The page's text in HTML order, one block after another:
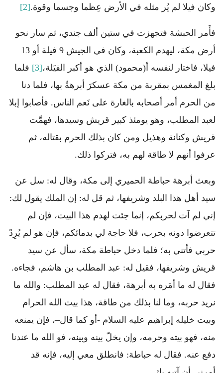
وكان فيلا لم يُر مثله في الأرض عِظما وجسما وقوة.[2]
فأَمر الحبشة فتجهزت في ستين ألف جندي، ثم سار نحو
أرض مكة، ليهدم الكعبة، وكان في الجيش 9 فيلة أو 13
فيلا، فاختار لنفسه أ(محمود) الذي هو أكبر الفيَلة،[3]
فلما
بلغ المغمس بمقربة من مكة عسكرَ أبرهةُ بها، فلما دنا
من الحرم أمر أصحابه بالغارة على نَعم الناس. فأصابوا إبلا
لعبد المطلب، وهو يومئذ كبير قريش وسيدها، فهمَّت
قريش وكنانة وهذيل ومن كان بذلك الحرم بقتاله، ثم
عرفوا أنهم لا طاقة لهم به، فتركوا ذلك.
وبعث أبرهة حباطة الحميري إلى مكة، وقال له: سل عن
سيد أهل هذا البلد وشريفها، ثم قل له: إن الملك يقول لك:
إني لم آت لحربكم، إنما جئت لهدم هذا البيت، فإن لم
تتعرضوا دونه بحرب، فلا حاجة لي بدمائكم، فإن هو لم يُرِدْ
حربي فأتني به؛ فلما دخل حباطة مكة، سأل عن سيد
قريش وشريفها، فقيل له: عبد المطلب بن هاشم، فجاءه.
فقال له ما أمَره به أبرهة، فقال له عبد المطلب: والله ما
نريد حربه، وما لنا بذلك من طاقة، هذا بيت الله الحرام
وبيت خليله إبراهيم عليه السلام -أو كما قال–، فإن يمنعه
منه، فهو بيته وحرمه، وإن يخلّ بينه وبينه، فو الله ما عندنا
دفع عنه. فقال له حباطة: فانطلق معي إليه، فإنه قد